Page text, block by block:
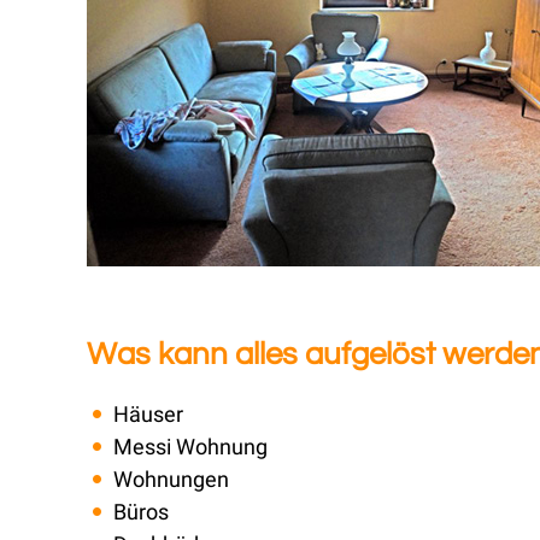
Was kann alles aufgelöst
Häuser
Messi Wohnung
Wohnungen
Büros